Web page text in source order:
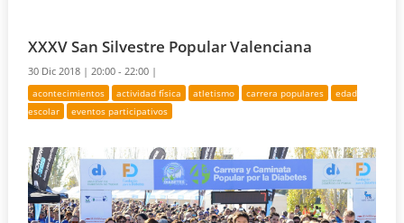
XXXV San Silvestre Popular Valenciana
30 Dic 2018 |20:00 - 22:00 |
acontecimientos actividad física atletismo carrera populares
edad
escolar
eventos participativos